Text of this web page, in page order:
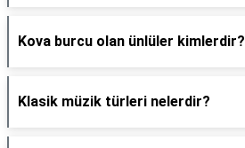
Kova burcu olan ünlüler kimlerdir?
Klasik müzik türleri nelerdir?